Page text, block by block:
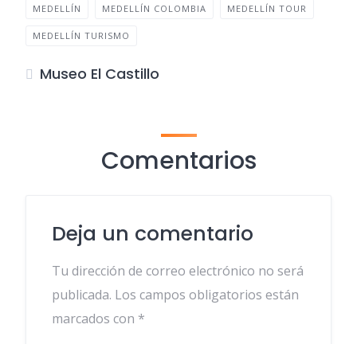
MEDELLÍN MEDELLÍN COLOMBIA MEDELLÍN TOUR
MEDELLÍN TURISMO
Museo El Castillo
Comentarios
Deja un comentario
Tu dirección de correo electrónico no será
publicada. Los campos obligatorios están
marcados con *